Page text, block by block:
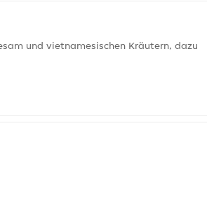
und vietnamesischen Kräutern, dazu